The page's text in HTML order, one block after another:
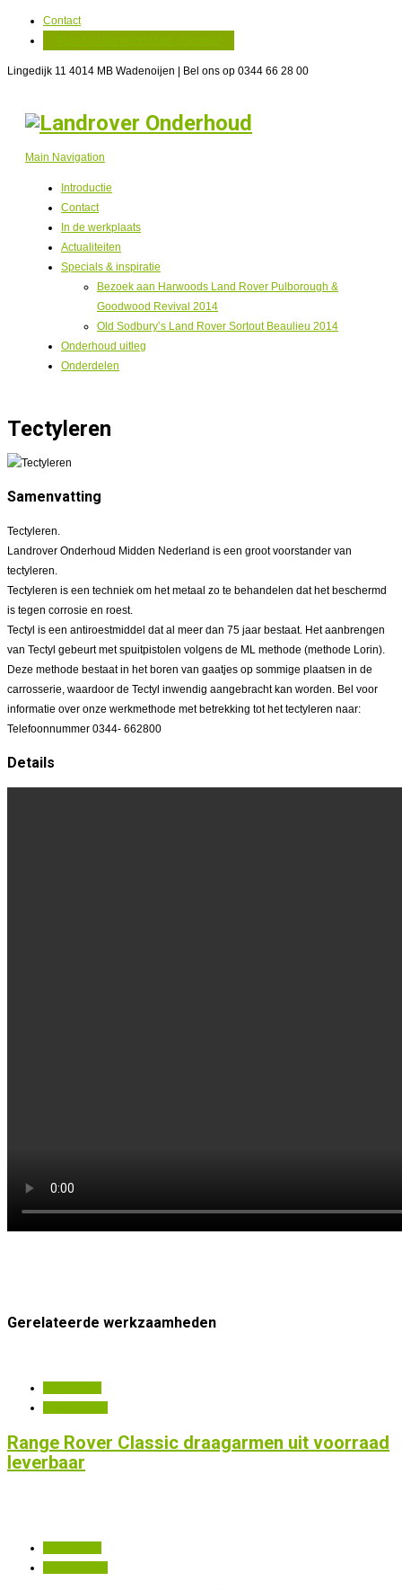
Contact
Lingedijk 11 4014 MB Wadenoijen | Bel ons op 0344 66 28 00
Main Navigation
Introductie
Contact
In de werkplaats
Actualiteiten
Specials & inspiratie
Bezoek aan Harwoods Land Rover Pulborough &
Goodwood Revival 2014
Old Sodbury’s Land Rover Sortout Beaulieu 2014
Onderhoud uitleg
Onderdelen
Tectyleren
Samenvatting
Tectyleren.
Landrover Onderhoud Midden Nederland is een groot voorstander van
tectyleren.
Tectyleren is een techniek om het metaal zo te behandelen dat het beschermd
is tegen corrosie en roest.
Tectyl is een antiroestmiddel dat al meer dan 75 jaar bestaat. Het aanbrengen
van Tectyl gebeurt met spuitpistolen volgens de ML methode (methode Lorin).
Deze methode bestaat in het boren van gaatjes op sommige plaatsen in de
carrosserie, waardoor de Tectyl inwendig aangebracht kan worden. Bel voor
informatie over onze werkmethode met betrekking tot het tectyleren naar:
Telefoonnummer 0344- 662800
Details
Gerelateerde werkzaamheden
Range Rover Classic draagarmen uit voorraad
leverbaar